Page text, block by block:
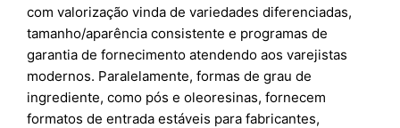
com valorização vinda de variedades diferenciadas,
tamanho/aparência consistente e programas de
garantia de fornecimento atendendo aos varejistas
modernos. Paralelamente, formas de grau de
ingrediente, como pós e oleoresinas, fornecem
formatos de entrada estáveis para fabricantes,